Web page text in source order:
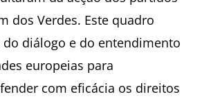
dos Verdes. Este quadro
diálogo e do entendimento
europeias para
com eficácia os direitos